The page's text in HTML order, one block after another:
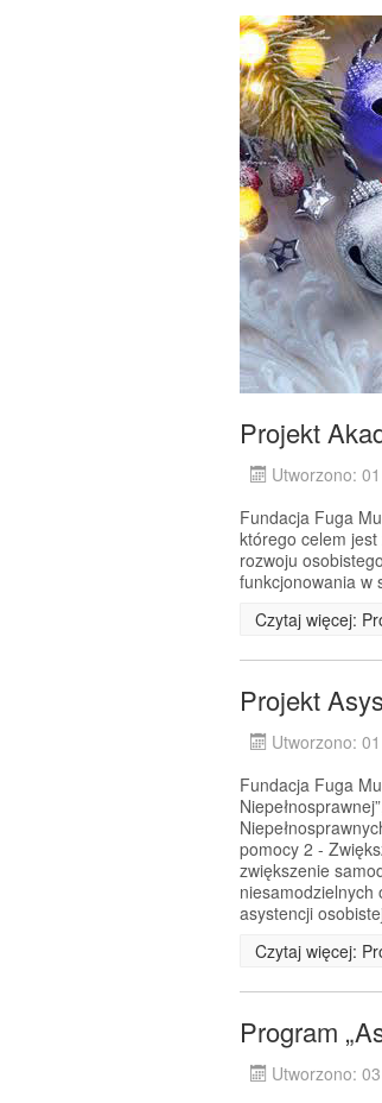
Projekt
Utworzono:
Fundacja Fuga
którego celem
rozwoju
funkcjonowania w
Czytaj więcej:
Projekt
Utworzono:
Fundacja Fuga
pomocy 2 -
zwiększenie
niesamodzielnych
asystencji
Czytaj więcej:
Program
Utworzono: